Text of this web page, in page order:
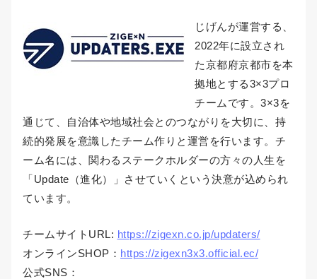
じげんが運営する、
2022年に設立され
た京都府京都市を本
拠地とする3×3プロ
チームです。3×3を
通じて、自治体や地域社会とのつながりを大切に、持
続的発展を意識したチーム作りと運営を行います。チ
ーム名には、関わるステークホルダーの方々の人生を
「Update（進化）」させていくという決意が込められ
ています。
チームサイトURL: https://zigexn.co.jp/updaters/
オンラインSHOP： https://zigexn3x3.official.ec/
公式SNS：